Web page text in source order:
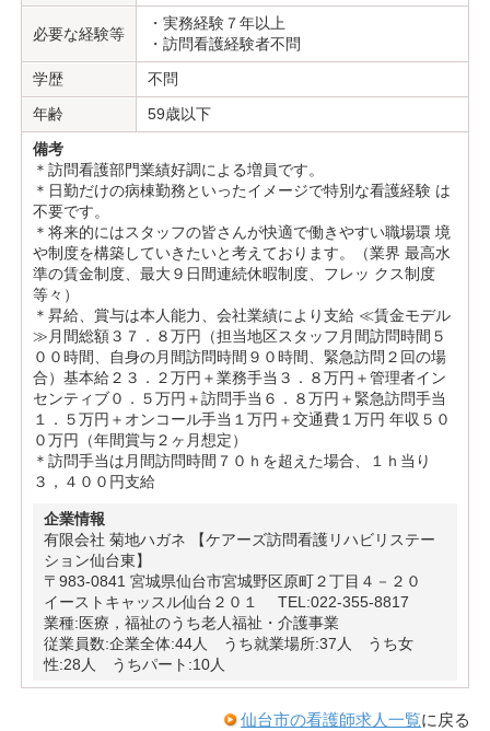
必要な経験等
・実務経験７年以上
・訪問看護経験者不問
学歴
不問
年齢
59歳以下
備考
＊訪問看護部門業績好調による増員です。
＊日勤だけの病棟勤務といったイメージで特別な看護経験 は
不要です。
＊将来的にはスタッフの皆さんが快適で働きやすい職場環 境
や制度を構築していきたいと考えております。（業界 最高水
準の賃金制度、最大９日間連続休暇制度、フレッ クス制度
等々）
＊昇給、賞与は本人能力、会社業績により支給 ≪賃金モデル
≫月間総額３７．８万円（担当地区スタッフ月間訪問時間５
００時間、自身の月間訪問時間９０時間、緊急訪問２回の場
合）基本給２３．２万円＋業務手当３．８万円＋管理者イン
センティブ０．５万円＋訪問手当６．８万円＋緊急訪問手当
１．５万円＋オンコール手当１万円＋交通費１万円 年収５０
０万円（年間賞与２ヶ月想定）
＊訪問手当は月間訪問時間７０ｈを超えた場合、１ｈ当り
３，４００円支給
企業情報
有限会社 菊地ハガネ 【ケアーズ訪問看護リハビリステー
ション仙台東】
〒983-0841 宮城県仙台市宮城野区原町２丁目４－２０
イーストキャッスル仙台２０１ TEL:022-355-8817
業種:医療，福祉のうち老人福祉・介護事業
従業員数:企業全体:44人 うち就業場所:37人 うち女
性:28人 うちパート:10人
仙台市の看護師求人一覧に戻る